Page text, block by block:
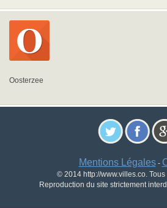
Oosterzee
Mentions Légales-
© 2014 http://www.villes.co.
Reproduction du site strictement